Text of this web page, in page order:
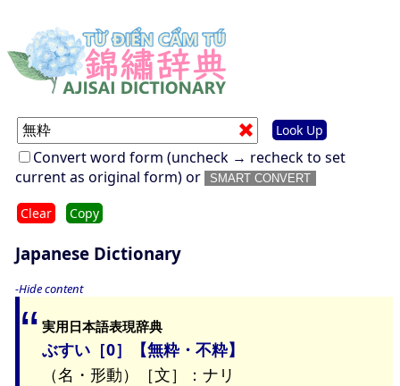
Look Up
Convert word form (uncheck → recheck to set
current as original form) or
SMART CONVERT
Clear Copy
Japanese Dictionary
-Hide content
実用日本語表現辞典
ぶすい［0］【無粋・不粋】
（名・形動）［文］：ナリ